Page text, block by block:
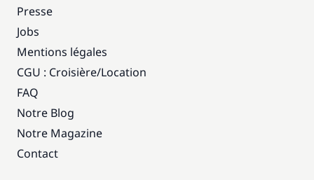
Presse
Jobs
Mentions légales
CGU : Croisière/Location
FAQ
Notre Blog
Notre Magazine
Contact